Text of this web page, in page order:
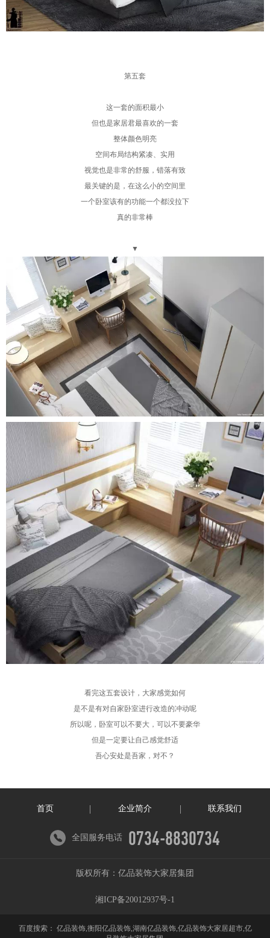
第五套
这一套的面积最小
但也是家居君最喜欢的一套
整体颜色明亮
空间布局结构紧凑、实用
视觉也是非常的舒服，错落有致
最关键的是，在这么小的空间里
一个卧室该有的功能一个都没拉下
真的非常棒
▼
看完这五套设计，大家感觉如何
是不是有对自家卧室进行改造的冲动呢
所以呢，卧室可以不要大，可以不要豪华
但是一定要让自己感觉舒适
吾心安处是吾家，对不？
首页 企业简介 联系我们
全国服务电话 0734-8830734
版权所有：亿品装饰大家居集团
湘ICP备20012937号-1
百度搜索： 亿品装饰,衡阳亿品装饰,湖南亿品装饰,亿品装饰大家居超市,亿